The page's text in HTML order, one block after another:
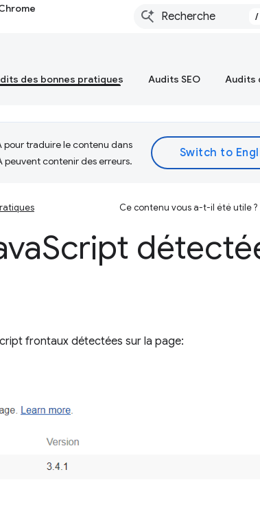
/
des bonnes pratiques Audits SEO Audits
traduire le contenu dans
contenir des erreurs.
Ce contenu vous a-t-il été utile ?
Script
frontaux détectées sur la page: